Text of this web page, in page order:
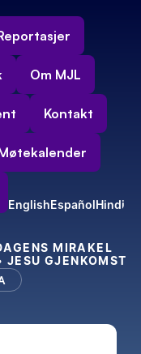
Om MJL
Kontakt
EnglishEspañolHindi
MIRAKEL
JESU GJENKOMST